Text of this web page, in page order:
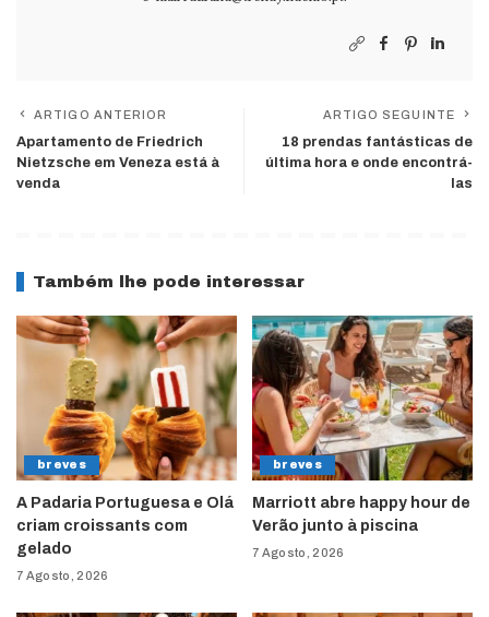
ARTIGO ANTERIOR
Apartamento de Friedrich
Nietzsche em Veneza está à
venda
ARTIGO SEGUINTE
18 prendas fantásticas de
última hora e onde encontrá-
las
Também lhe pode interessar
breves
A Padaria Portuguesa e Olá
criam croissants com
gelado
7 Agosto, 2026
breves
Marriott abre happy hour de
Verão junto à piscina
7 Agosto, 2026